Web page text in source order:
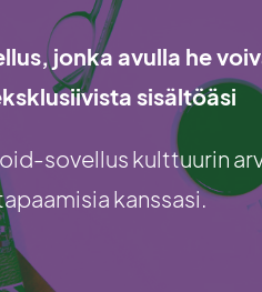
jonka avulla he
sisältöäsi
sovellus kulttuurin
kanssasi.